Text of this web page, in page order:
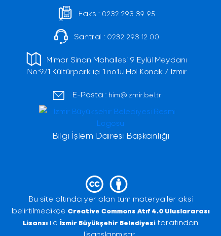
Faks : 0232 293 39 95
Santral : 0232 293 12 00
Mimar Sinan Mahallesi 9 Eylül Meydanı
No:9/1 Kültürpark içi 1 no'lu Hol Konak / İzmir
E-Posta : him@izmir.bel.tr
Bilgi İşlem Dairesi Başkanlığı
Bu site altında yer alan tüm materyaller aksi
belirtilmedikçe Creative Commons Atıf 4.0 Uluslararası
Lisansı ile İzmir Büyükşehir Belediyesi tarafından